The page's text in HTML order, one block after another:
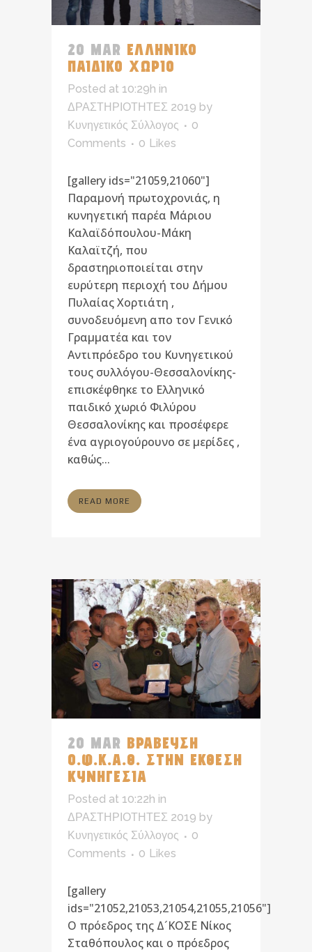
20 MAR ΕΛΛΗΝΙΚΟ
ΠΑΙΔΙΚΟ ΧΩΡΙΟ
Posted at 10:29h in
ΔΡΑΣΤΗΡΙΟΤΗΤΕΣ 2019 by
Κυνηγετικός Σύλλογος
0
Comments
0 Likes
[gallery ids="21059,21060"]
Παραμονή πρωτοχρονιάς, η
κυνηγετική παρέα Μάριου
Καλαϊδόπουλου-Μάκη
Καλαϊτζή, που
δραστηριοποιείται στην
ευρύτερη περιοχή του Δήμου
Πυλαίας Χορτιάτη ,
συνοδευόμενη απο τον Γενικό
Γραμματέα και τον
Αντιπρόεδρο του Κυνηγετικού
τους συλλόγου-Θεσσαλονίκης-
επισκέφθηκε το Ελληνικό
παιδικό χωριό Φιλύρου
Θεσσαλονίκης και προσέφερε
ένα αγριογούρουνο σε μερίδες ,
καθώς...
READ MORE
20 MAR ΒΡΑΒΕΥΣΗ
Ο.Φ.Κ.Α.Θ. ΣΤΗΝ ΕΚΘΕΣΗ
ΚΥΝΗΓΕΣΙΑ
Posted at 10:22h in
ΔΡΑΣΤΗΡΙΟΤΗΤΕΣ 2019 by
Κυνηγετικός Σύλλογος
0
Comments
0 Likes
[gallery
ids="21052,21053,21054,21055,21056"]
Ο πρόεδρος της Δ´ΚΟΣΕ Νίκος
Σταθόπουλος και ο πρόεδρος